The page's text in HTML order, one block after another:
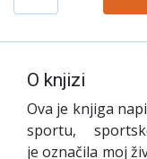
O knjizi
Ova je knjiga
sportu,
je označila moj